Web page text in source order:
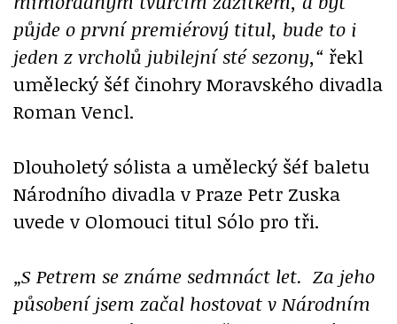
půjde o první premiérový titul, bude to i
jeden z vrcholů jubilejní sté sezony,“ řekl
umělecký šéf činohry Moravského divadla
Roman Vencl.
Dlouholetý sólista a umělecký šéf baletu
Národního divadla v Praze Petr Zuska
uvede v Olomouci titul Sólo pro tři.
„S Petrem se známe sedmnáct let. Za jeho
působení jsem začal hostovat v Národním